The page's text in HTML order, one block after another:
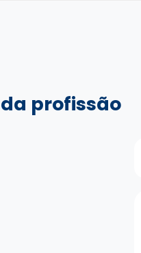
profissão